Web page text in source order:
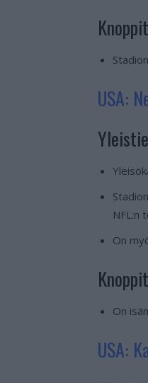
USA:
NFL:n
On
On
USA: